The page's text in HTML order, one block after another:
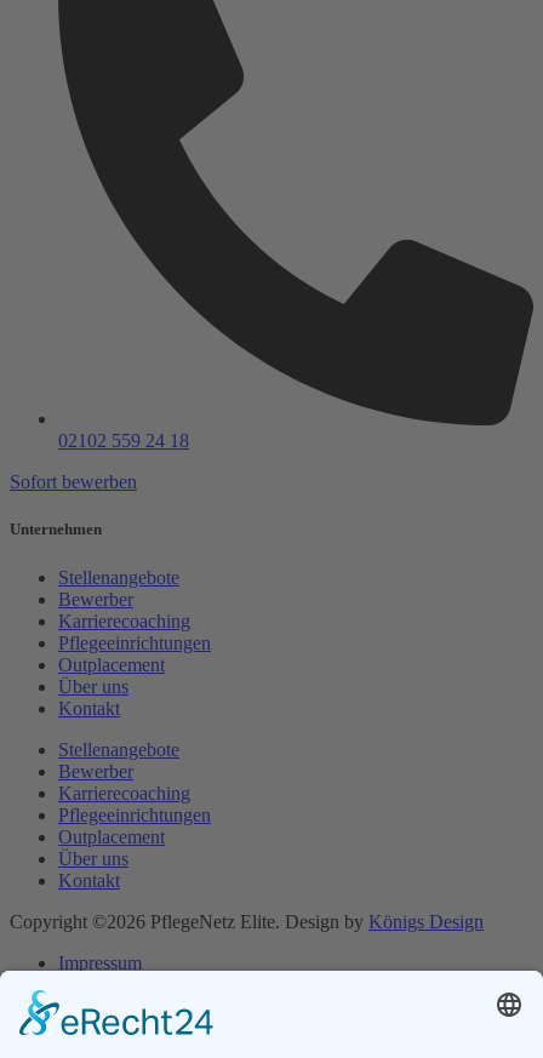
02102 559 24 18
Sofort bewerben
Unternehmen
Stellenangebote
Bewerber
Karrierecoaching
Pflegeeinrichtungen
Outplacement
Über uns
Kontakt
Stellenangebote
Bewerber
Karrierecoaching
Pflegeeinrichtungen
Outplacement
Über uns
Kontakt
Copyright ©2026 PflegeNetz Elite. Design by Königs Design
Impressum
Impressum